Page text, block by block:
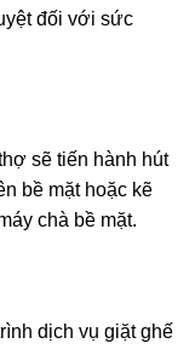
đối với sức
sẽ tiến hành hút
bề mặt hoặc kẽ
chà bề mặt.
dịch vụ giặt ghế